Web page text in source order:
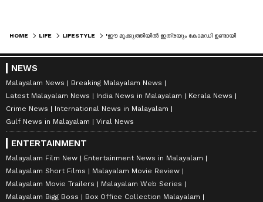
HOME LIFE LIFESTYLE
NEWS
Malayalam News
Breaking Malayalam News
Latest Malayalam News
India News in Malayalam
Kerala News
Crime News
International News in Malayalam
Gulf News in Malayalam
Viral News
ENTERTAINMENT
Malayalam Film New
Entertainment News in Malayalam
Malayalam Short Films
Malayalam Movie Review
Malayalam Movie Trailers
Malayalam Web Series
Malayalam Bigg Boss
Box Office Collection Malayalam